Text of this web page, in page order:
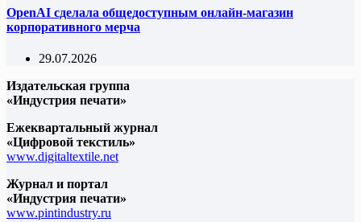
OpenAI сделала общедоступным онлайн-магазин
корпоративного мерча
29.07.2026
Издательская группа
«Индустрия печати»
Ежеквартальный журнал
«Цифровой текстиль»
www.digitaltextile.net
Журнал и портал
«Индустрия печати»
www.pintindustry.ru